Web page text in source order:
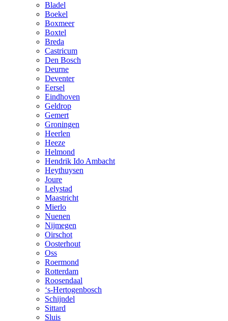
Bladel
Boekel
Boxmeer
Boxtel
Breda
Castricum
Den Bosch
Deurne
Deventer
Eersel
Eindhoven
Geldrop
Gemert
Groningen
Heerlen
Heeze
Helmond
Hendrik Ido Ambacht
Heythuysen
Joure
Lelystad
Maastricht
Mierlo
Nuenen
Nijmegen
Oirschot
Oosterhout
Oss
Roermond
Rotterdam
Roosendaal
‘s-Hertogenbosch
Schijndel
Sittard
Sluis